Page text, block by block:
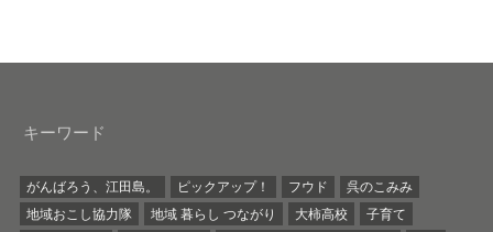
キーワード
がんばろう、江田島。 ピックアップ！ フウド
呉のこみみ
地域おこし協力隊
地域 暮らし つながり 大柿高校
子育て